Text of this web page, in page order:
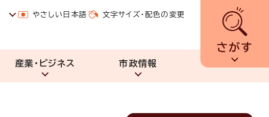
やさしい日本語 文字サイズ・配色の変更
さがす
産業・ビジネス 市政情報